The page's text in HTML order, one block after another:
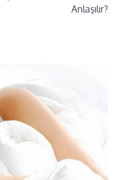
Anlaşılır?